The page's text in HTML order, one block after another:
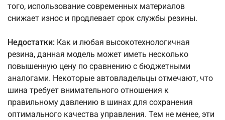
того, использование современных материалов
снижает износ и продлевает срок службы резины.
Недостатки: Как и любая высокотехнологичная
резина, данная модель может иметь несколько
повышенную цену по сравнению с бюджетными
аналогами. Некоторые автовладельцы отмечают, что
шина требует внимательного отношения к
правильному давлению в шинах для сохранения
оптимального качества управления. Тем не менее, эти